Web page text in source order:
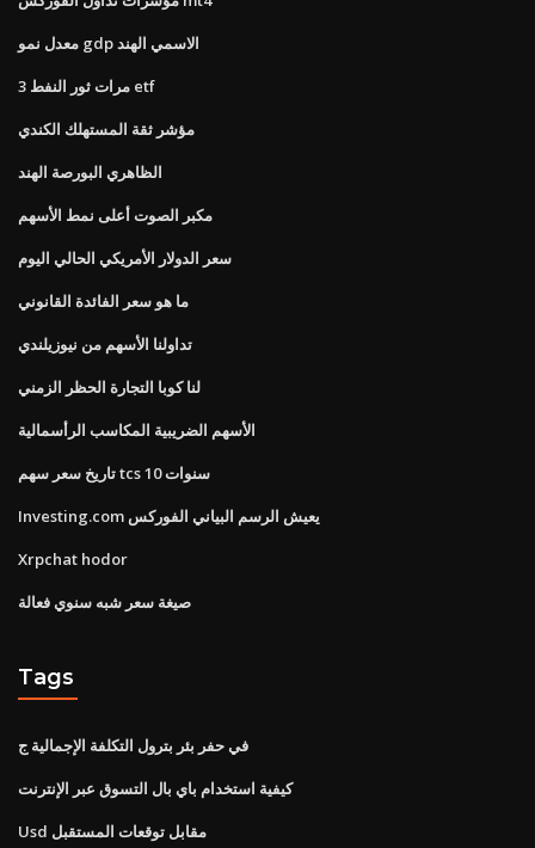
معدل نمو gdp الاسمي الهند
3 مرات ثور النفط etf
مؤشر ثقة المستهلك الكندي
الظاهري البورصة الهند
مكبر الصوت أعلى نمط الأسهم
سعر الدولار الأمريكي الحالي اليوم
ما هو سعر الفائدة القانوني
تداولنا الأسهم من نيوزيلندي
لنا كوبا التجارة الحظر الزمني
الأسهم الضريبية المكاسب الرأسمالية
تاريخ سعر سهم tcs 10 سنوات
Investing.com يعيش الرسم البياني الفوركس
Xrpchat hodor
صيغة سعر شبه سنوي فعالة
Tags
في حفر بئر بترول التكلفة الإجمالية ج
كيفية استخدام باي بال التسوق عبر الإنترنت
Usd مقابل توقعات المستقبل